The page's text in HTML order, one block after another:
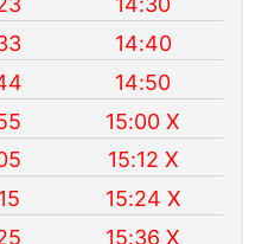
14:40
14:50
15:00 X
15:12 X
15:24 X
15:36 X